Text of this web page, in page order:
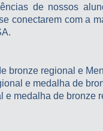
de nossos
conectarem com a
bronze regional e
e medalha de
e medalha de bronze